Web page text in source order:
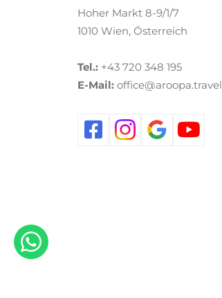
Hoher Markt 8-9/1/7
1010 Wien, Österreich
Tel.: +43 720 348 195
E-Mail: office@aroopa.travel